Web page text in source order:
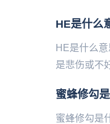
​HE是什么
HE是什么
是悲伤或不
蜜蜂修勾
蜜蜂修勾是